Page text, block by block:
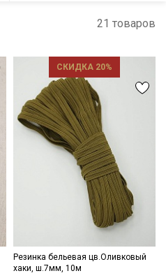
21 товаров
СКИДКА 20%
Резинка бельевая цв.Оливковый
хаки, ш.7мм, 10м